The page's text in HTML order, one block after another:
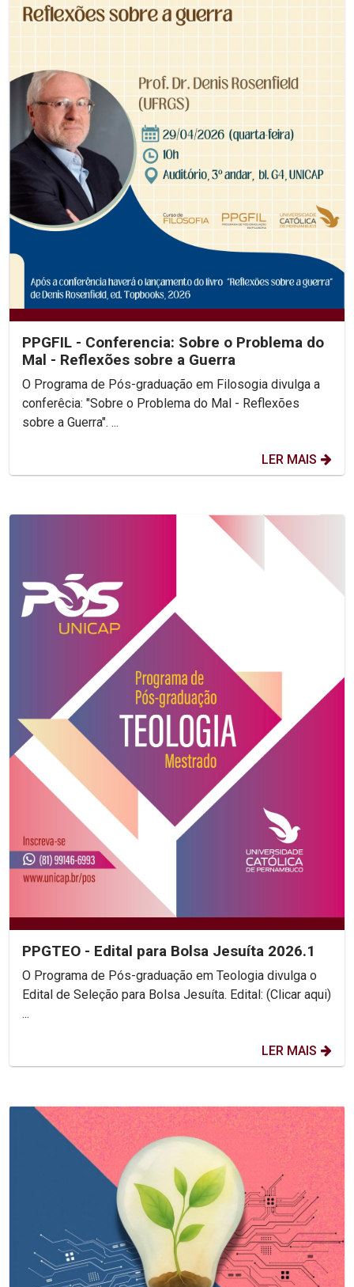
PPGFIL - Conferencia: Sobre o Problema do
Mal - Reflexões sobre a Guerra
O Programa de Pós-graduação em Filosogia divulga a
conferêcia: "Sobre o Problema do Mal - Reflexões
sobre a Guerra". ...
LER MAIS
PPGTEO - Edital para Bolsa Jesuíta 2026.1
O Programa de Pós-graduação em Teologia divulga o
Edital de Seleção para Bolsa Jesuíta. Edital: (Clicar aqui)
...
LER MAIS